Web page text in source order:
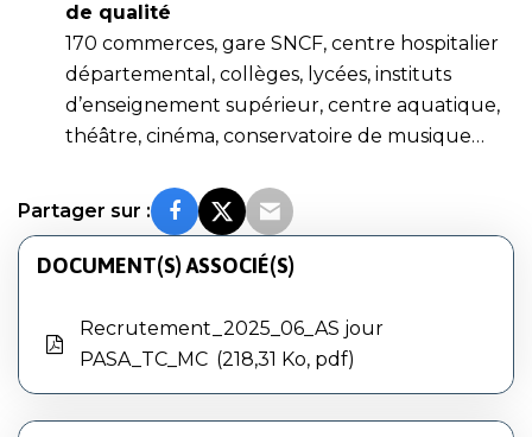
de qualité
170 commerces, gare SNCF, centre hospitalier
départemental, collèges, lycées, instituts
d’enseignement supérieur, centre aquatique,
théâtre, cinéma, conservatoire de musique…
Partager sur :
DOCUMENT(S) ASSOCIÉ(S)
Recrutement_2025_06_AS jour
PASA_TC_MC
218,31 Ko, pdf